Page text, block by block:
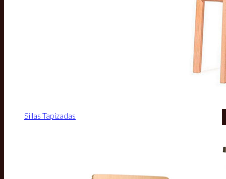
Sillas Tapizadas